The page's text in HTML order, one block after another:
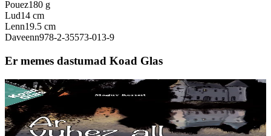
Pouez180 g
Lud14 cm
Lenn19.5 cm
Daveenn978-2-35573-013-9
Er memes dastumad Koad Glas
11 vloaz hag ouzhpenn
TES
Ar vuhez all am boa bet